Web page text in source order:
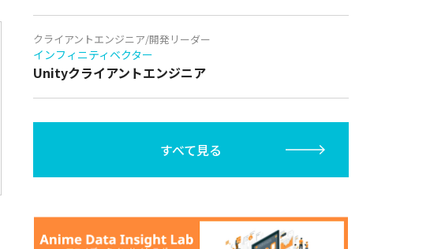
クライアントエンジニア/開発リーダー
インフィニティベクター
Unityクライアントエンジニア
すべて見る